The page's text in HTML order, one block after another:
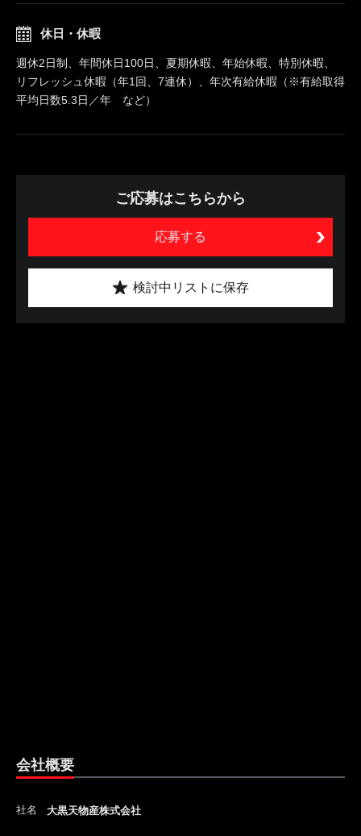
休日・休暇
週休2日制、年間休日100日、夏期休暇、年始休暇、特別休暇、
リフレッシュ休暇（年1回、7連休）、年次有給休暇（※有給取得
平均日数5.3日／年 など）
ご応募はこちらから
応募する
検討中リストに保存
会社概要
社名 大黒天物産株式会社